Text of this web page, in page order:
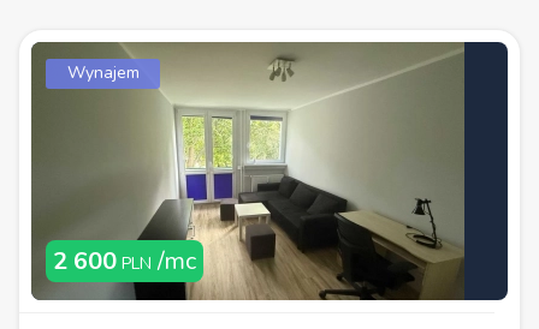
Wynajem
2 600 PLN /mc